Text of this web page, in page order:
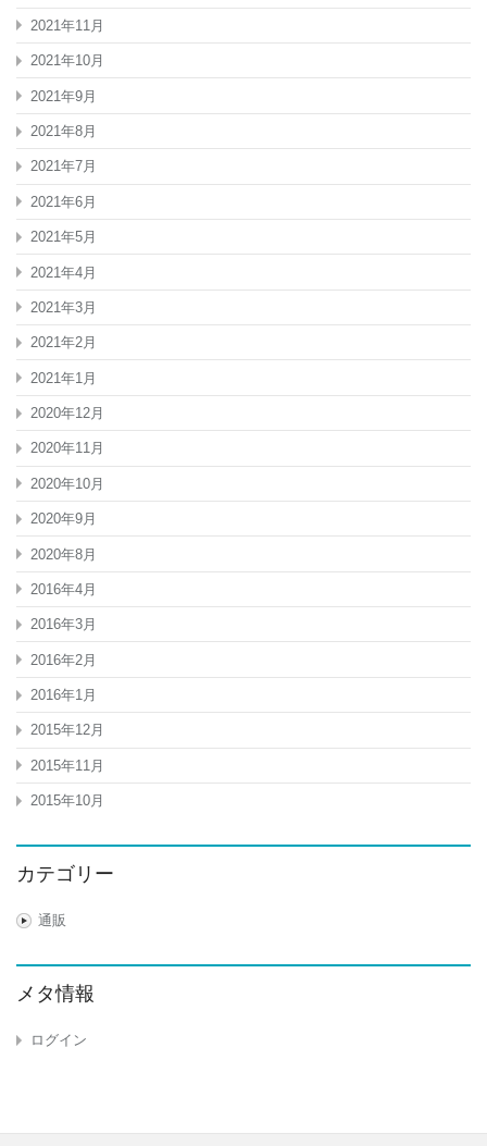
2021年11月
2021年10月
2021年9月
2021年8月
2021年7月
2021年6月
2021年5月
2021年4月
2021年3月
2021年2月
2021年1月
2020年12月
2020年11月
2020年10月
2020年9月
2020年8月
2016年4月
2016年3月
2016年2月
2016年1月
2015年12月
2015年11月
2015年10月
カテゴリー
通販
メタ情報
ログイン